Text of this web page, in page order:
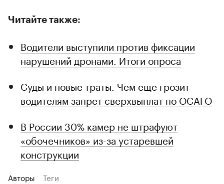
Читайте также:
Водители выступили против фиксации
нарушений дронами. Итоги опроса
Суды и новые траты. Чем еще грозит
водителям запрет сверхвыплат по ОСАГО
В России 30% камер не штрафуют
«обочечников» из-за устаревшей
конструкции
Авторы Теги